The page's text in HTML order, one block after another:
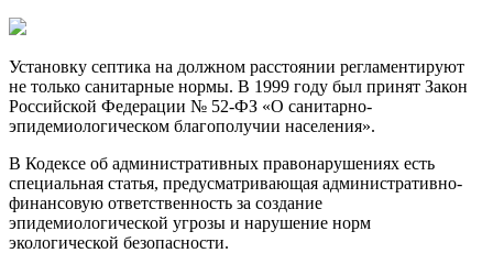
Установку септика на должном расстоянии регламентируют
не только санитарные нормы. В 1999 году был принят Закон
Российской Федерации № 52-ФЗ «О санитарно-
эпидемиологическом благополучии населения».
В Кодексе об административных правонарушениях есть
специальная статья, предусматривающая административно-
финансовую ответственность за создание
эпидемиологической угрозы и нарушение норм
экологической безопасности.